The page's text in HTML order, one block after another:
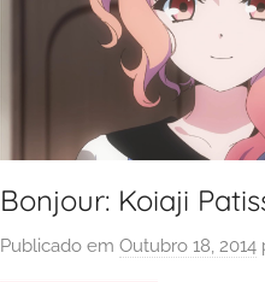
Bonjour: Koiaji
Publicado emOutubro 18, 2014